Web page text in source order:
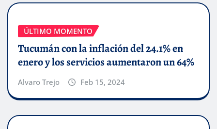
ÚLTIMO MOMENTO
Tucumán con la inflación del 24.1% en
enero y los servicios aumentaron un 64%
Alvaro Trejo Feb 15, 2024